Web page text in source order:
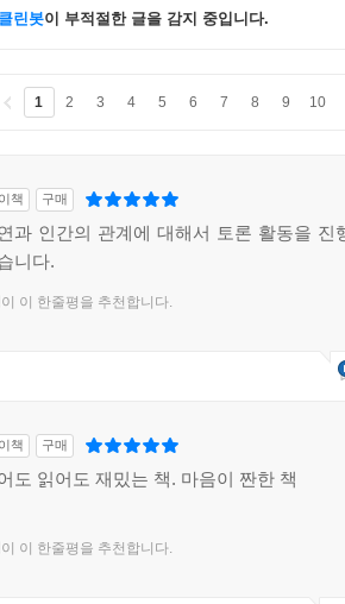
클린봇이 부적절한 글을 감지 중입니다.
1 2 3 4 5 6 7 8 9 10
책 구매
과 인간의 관계에 대해서 토론 활동을 진
니다.
이 이 한줄평을 추천합니다.
책 구매
도 읽어도 재밌는 책. 마음이 짠한 책
이 이 한줄평을 추천합니다.